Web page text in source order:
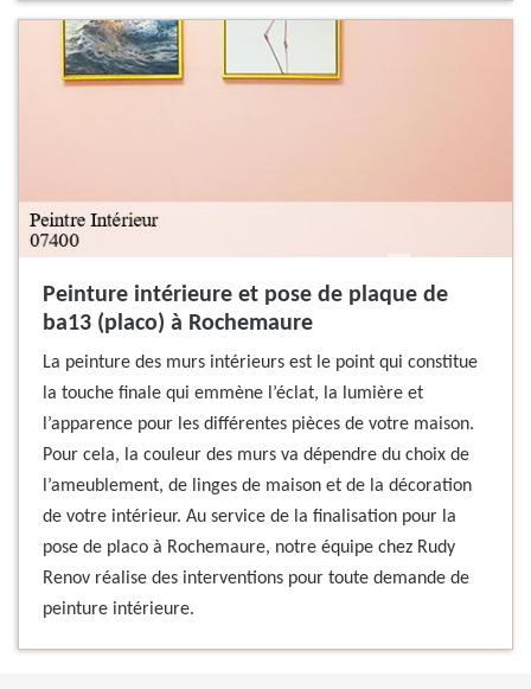
Peinture intérieure et pose de plaque de
ba13 (placo) à Rochemaure
La peinture des murs intérieurs est le point qui constitue
la touche finale qui emmène l’éclat, la lumière et
l’apparence pour les différentes pièces de votre maison.
Pour cela, la couleur des murs va dépendre du choix de
l’ameublement, de linges de maison et de la décoration
de votre intérieur. Au service de la finalisation pour la
pose de placo à Rochemaure, notre équipe chez Rudy
Renov réalise des interventions pour toute demande de
peinture intérieure.